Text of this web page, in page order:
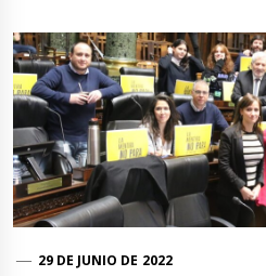
29 DE JUNIO DE 2022